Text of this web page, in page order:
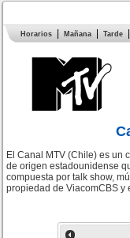
Horarios Mañana Tarde
El Canal MTV (Chile) es un
de origen estadounidense
compuesta por talk show,
propiedad de ViacomCBS y